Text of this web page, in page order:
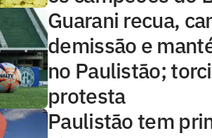
Guarani recua,
demissão e
no Paulistão;
protesta
Paulistão tem